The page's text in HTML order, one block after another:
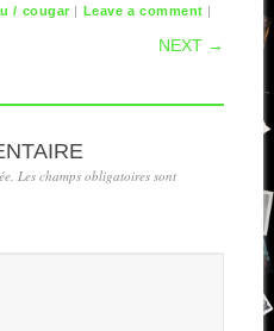
/ cougar | Leave a comment |
NEXT →
Les champs obligatoires sont